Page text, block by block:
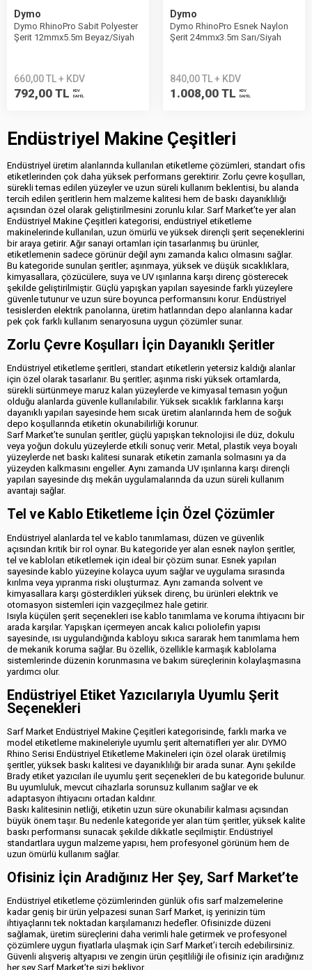
Dymo
Dymo RhinoPro Sabit Polyester
Şerit 12mmx5.5m Beyaz/Siyah
660,00 TL + KDV
792,00 TL
KDV
DAHİL
Dymo
Dymo RhinoPro Esnek Naylon
Şerit 24mmx3.5m Sarı/Siyah
840,00 TL + KDV
1.008,00 TL
KDV
DAHİL
Endüstriyel Makine Çeşitleri
Endüstriyel üretim alanlarında kullanılan etiketleme çözümleri, standart ofis
etiketlerinden çok daha yüksek performans gerektirir. Zorlu çevre koşulları,
sürekli temas edilen yüzeyler ve uzun süreli kullanım beklentisi, bu alanda
tercih edilen şeritlerin hem malzeme kalitesi hem de baskı dayanıklılığı
açısından özel olarak geliştirilmesini zorunlu kılar. Sarf Market’te yer alan
Endüstriyel Makine Çeşitleri kategorisi, endüstriyel etiketleme
makinelerinde kullanılan, uzun ömürlü ve yüksek dirençli şerit seçeneklerini
bir araya getirir. Ağır sanayi ortamları için tasarlanmış bu ürünler,
etiketlemenin sadece görünür değil aynı zamanda kalıcı olmasını sağlar.
Bu kategoride sunulan şeritler; aşınmaya, yüksek ve düşük sıcaklıklara,
kimyasallara, çözücülere, suya ve UV ışınlarına karşı direnç gösterecek
şekilde geliştirilmiştir. Güçlü yapışkan yapıları sayesinde farklı yüzeylere
güvenle tutunur ve uzun süre boyunca performansını korur. Endüstriyel
tesislerden elektrik panolarına, üretim hatlarından depo alanlarına kadar
pek çok farklı kullanım senaryosuna uygun çözümler sunar.
Zorlu Çevre Koşulları İçin Dayanıklı Şeritler
Endüstriyel etiketleme şeritleri, standart etiketlerin yetersiz kaldığı alanlar
için özel olarak tasarlanır. Bu şeritler; aşınma riski yüksek ortamlarda,
sürekli sürtünmeye maruz kalan yüzeylerde ve kimyasal temasın yoğun
olduğu alanlarda güvenle kullanılabilir. Yüksek sıcaklık farklarına karşı
dayanıklı yapıları sayesinde hem sıcak üretim alanlarında hem de soğuk
depo koşullarında etiketin okunabilirliği korunur.
Sarf Market’te sunulan şeritler, güçlü yapışkan teknolojisi ile düz, dokulu
veya yoğun dokulu yüzeylerde etkili sonuç verir. Metal, plastik veya boyalı
yüzeylerde net baskı kalitesi sunarak etiketin zamanla solmasını ya da
yüzeyden kalkmasını engeller. Aynı zamanda UV ışınlarına karşı dirençli
yapıları sayesinde dış mekân uygulamalarında da uzun süreli kullanım
avantajı sağlar.
Tel ve Kablo Etiketleme İçin Özel Çözümler
Endüstriyel alanlarda tel ve kablo tanımlaması, düzen ve güvenlik
açısından kritik bir rol oynar. Bu kategoride yer alan esnek naylon şeritler,
tel ve kabloları etiketlemek için ideal bir çözüm sunar. Esnek yapıları
sayesinde kablo yüzeyine kolayca uyum sağlar ve uygulama sırasında
kırılma veya yıpranma riski oluşturmaz. Aynı zamanda solvent ve
kimyasallara karşı gösterdikleri yüksek direnç, bu ürünleri elektrik ve
otomasyon sistemleri için vazgeçilmez hale getirir.
Isıyla küçülen şerit seçenekleri ise kablo tanımlama ve koruma ihtiyacını bir
arada karşılar. Yapışkan içermeyen ancak kalıcı poliolefin yapısı
sayesinde, ısı uygulandığında kabloyu sıkıca sararak hem tanımlama hem
de mekanik koruma sağlar. Bu özellik, özellikle karmaşık kablolama
sistemlerinde düzenin korunmasına ve bakım süreçlerinin kolaylaşmasına
yardımcı olur.
Endüstriyel Etiket Yazıcılarıyla Uyumlu Şerit
Seçenekleri
Sarf Market Endüstriyel Makine Çeşitleri kategorisinde, farklı marka ve
model etiketleme makineleriyle uyumlu şerit alternatifleri yer alır. DYMO
Rhino Serisi Endüstriyel Etiketleme Makineleri için özel olarak üretilmiş
şeritler, yüksek baskı kalitesi ve dayanıklılığı bir arada sunar. Aynı şekilde
Brady etiket yazıcıları ile uyumlu şerit seçenekleri de bu kategoride bulunur.
Bu uyumluluk, mevcut cihazlarla sorunsuz kullanım sağlar ve ek
adaptasyon ihtiyacını ortadan kaldırır.
Baskı kalitesinin netliği, etiketin uzun süre okunabilir kalması açısından
büyük önem taşır. Bu nedenle kategoride yer alan tüm şeritler, yüksek kalite
baskı performansı sunacak şekilde dikkatle seçilmiştir. Endüstriyel
standartlara uygun malzeme yapısı, hem profesyonel görünüm hem de
uzun ömürlü kullanım sağlar.
Ofisiniz İçin Aradığınız Her Şey, Sarf Market’te
Endüstriyel etiketleme çözümlerinden günlük ofis sarf malzemelerine
kadar geniş bir ürün yelpazesi sunan Sarf Market, iş yerinizin tüm
ihtiyaçlarını tek noktadan karşılamanızı hedefler. Ofisinizde düzeni
sağlamak, üretim süreçlerini daha verimli hale getirmek ve profesyonel
çözümlere uygun fiyatlarla ulaşmak için Sarf Market’i tercih edebilirsiniz.
Güvenli alışveriş altyapısı ve zengin ürün çeşitliliği ile ofisiniz için aradığınız
her şey Sarf Market’te sizi bekliyor.